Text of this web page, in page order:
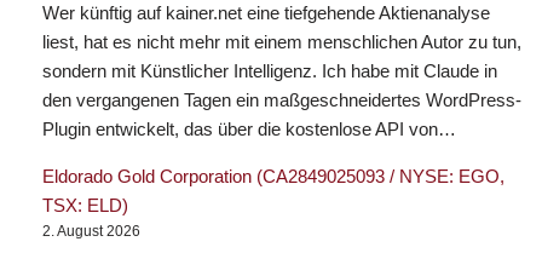
Wer künftig auf kainer.net eine tiefgehende Aktienanalyse
liest, hat es nicht mehr mit einem menschlichen Autor zu tun,
sondern mit Künstlicher Intelligenz. Ich habe mit Claude in
den vergangenen Tagen ein maßgeschneidertes WordPress-
Plugin entwickelt, das über die kostenlose API von…
Eldorado Gold Corporation (CA2849025093 / NYSE: EGO,
TSX: ELD)
2. August 2026